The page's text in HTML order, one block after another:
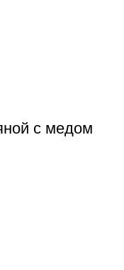
с медом